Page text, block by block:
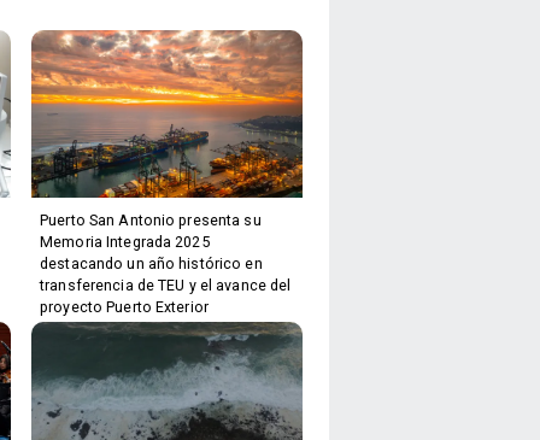
Puerto San Antonio presenta su
Memoria Integrada 2025
destacando un año histórico en
transferencia de TEU y el avance del
proyecto Puerto Exterior